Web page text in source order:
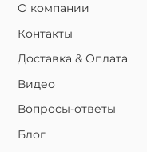
О компании
Контакты
Доставка & Оплата
Видео
Вопросы-ответы
Блог